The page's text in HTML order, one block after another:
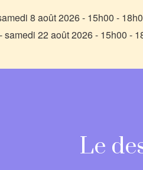
8 août 2026 - 15h00 -
- samedi 22 août 2026 - 15h00 -
Le